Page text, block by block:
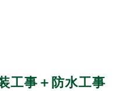
工事＋防水工事